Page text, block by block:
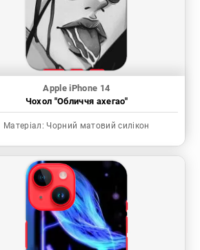
Apple iPhone 14
Чохол "Обличчя ахегао"
Матеріал: Чорний матовий силікон